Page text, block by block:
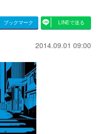
ブックマーク LINEで送る
2014.09.01 09:00